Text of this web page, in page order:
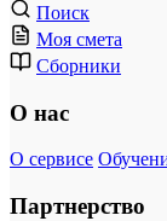
Поиск
Моя смета
Сборники
О нас
О сервисе
Партнерство